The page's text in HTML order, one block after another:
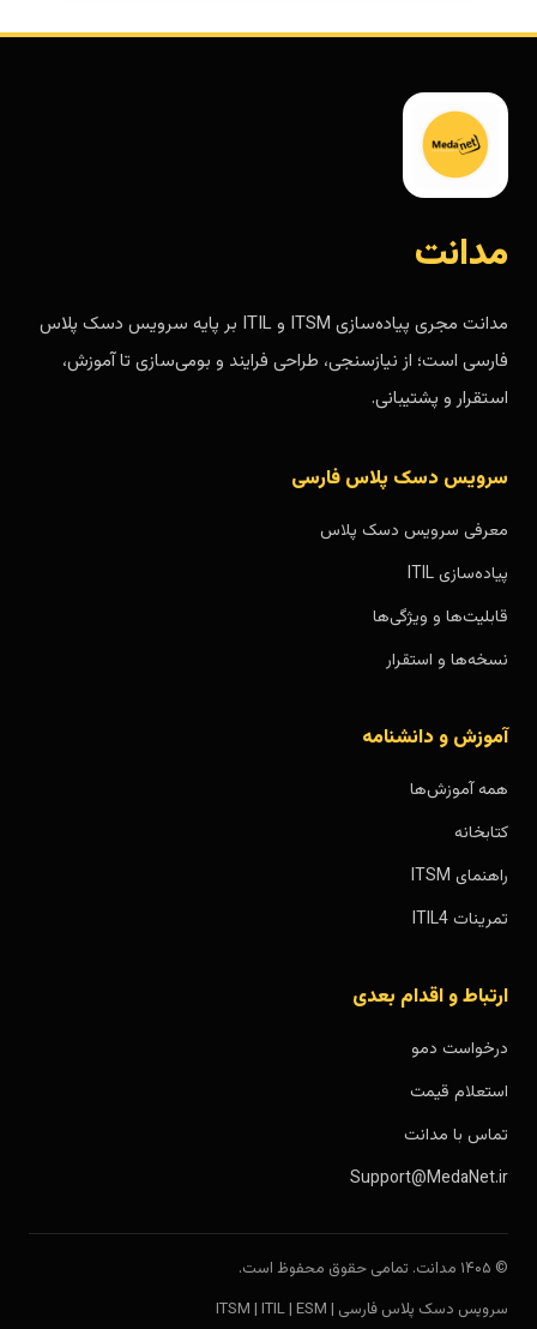
مدانت
مدانت مجری پیاده‌سازی ITSM و ITIL بر پایه سرویس دسک پلاس
فارسی است؛ از نیازسنجی، طراحی فرایند و بومی‌سازی تا آموزش،
استقرار و پشتیبانی.
سرویس دسک پلاس فارسی
معرفی سرویس دسک پلاس
پیاده‌سازی ITIL
قابلیت‌ها و ویژگی‌ها
نسخه‌ها و استقرار
آموزش و دانشنامه
همه آموزش‌ها
کتابخانه
راهنمای ITSM
تمرینات ITIL4
ارتباط و اقدام بعدی
درخواست دمو
استعلام قیمت
تماس با مدانت
Support@MedaNet.ir
© ۱۴۰۵ مدانت. تمامی حقوق محفوظ است.
سرویس دسک پلاس فارسی | ITSM | ITIL | ESM